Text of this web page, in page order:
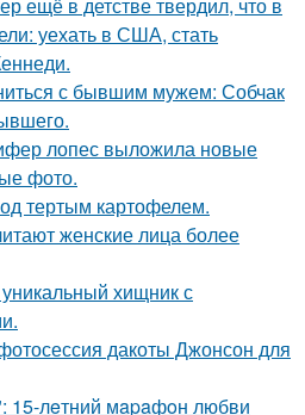
ещё в детстве твердил, что в
уехать в США, стать
с бывшим мужем: Собчак
лопес выложила новые
фото.
тертым картофелем.
женские лица более
хищник с
дакоты Джонсон для
15-лeтний мapaфoн любви